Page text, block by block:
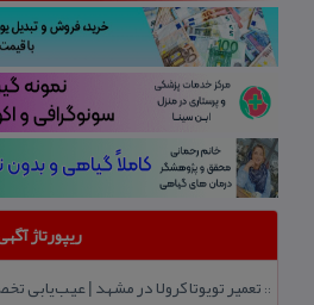
ریپورتاژ
:: تعمیر تویوتا كرولا در مشهد | عیب‌یابی